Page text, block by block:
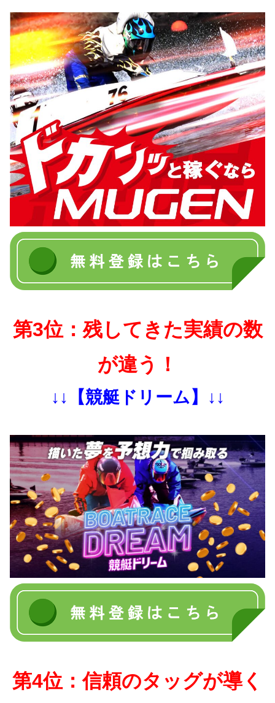
第3位：残してきた実績の数
が違う！
↓↓【競艇ドリーム】↓↓
第4位：信頼のタッグが導く